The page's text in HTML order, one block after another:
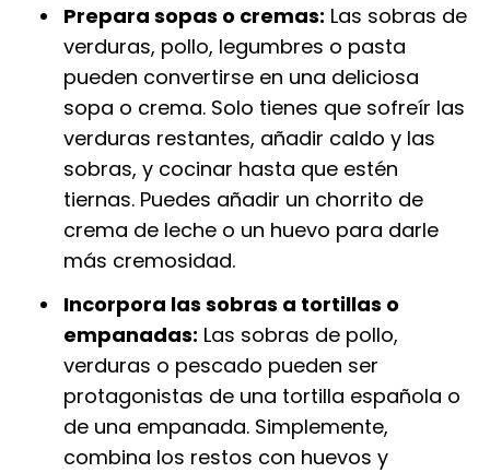
Prepara sopas o cremas: Las sobras de
verduras, pollo, legumbres o pasta
pueden convertirse en una deliciosa
sopa o crema. Solo tienes que sofreír las
verduras restantes, añadir caldo y las
sobras, y cocinar hasta que estén
tiernas. Puedes añadir un chorrito de
crema de leche o un huevo para darle
más cremosidad.
Incorpora las sobras a tortillas o
empanadas: Las sobras de pollo,
verduras o pescado pueden ser
protagonistas de una tortilla española o
de una empanada. Simplemente,
combina los restos con huevos y